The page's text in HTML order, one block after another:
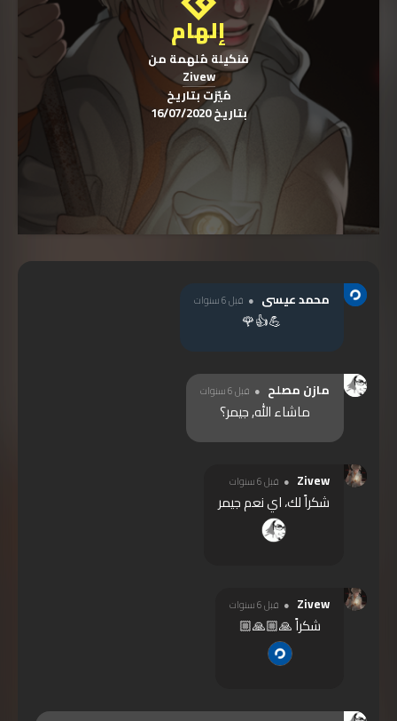
إلهام
فنكيلة مُلهمة من
Zivew
مُيّزت بتاريخ
بتاريخ 16/07/2020
محمد عيسى قبل 6 سنوات
💪👍🌹
مازن مصلح قبل 6 سنوات
ماشاء الله, جيمر؟
Zivew قبل 6 سنوات
شكراً لك، اي نعم جيمر
Zivew قبل 6 سنوات
شكراً 🙏🏼🙏🏼